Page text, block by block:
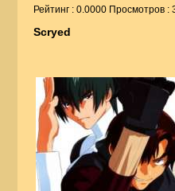
Рейтинг : 0.0000 Просмотров :
Scryed